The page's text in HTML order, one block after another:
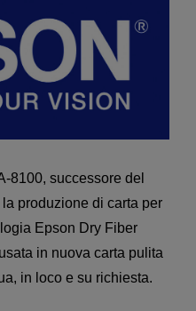
8100, successore del
produzione di carta per
Epson Dry Fiber
in nuova carta pulita
in loco e su richiesta.